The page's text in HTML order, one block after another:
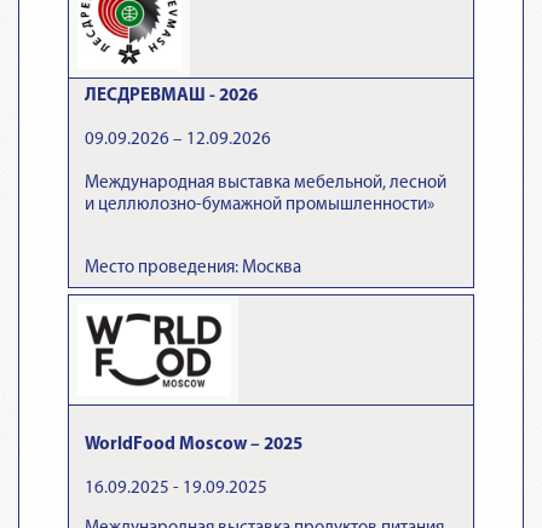
ЛЕСДРЕВМАШ - 2026
09.09.2026 – 12.09.2026
Международная выставка мебельной, лесной
и целлюлозно-бумажной промышленности»
Место проведения: Москва
WorldFood Moscow – 2025
16.09.2025 - 19.09.2025